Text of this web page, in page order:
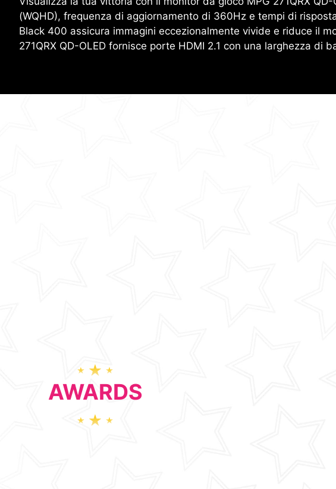
(WQHD), frequenza di aggiornamento di 360Hz e tempi di
Black 400 assicura immagini eccezionalmente vivide e riduce il
271QRX QD-OLED fornisce porte HDMI 2.1 con una larghezza di
AWARDS